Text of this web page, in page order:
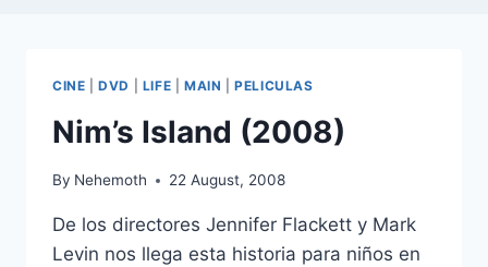
CINE |DVD LIFE MAIN |PELICULAS
Nim’s Island (2008)
By Nehemoth 22 August, 2008
De los directores Jennifer Flackett y Mark
Levin nos llega esta historia para niños en